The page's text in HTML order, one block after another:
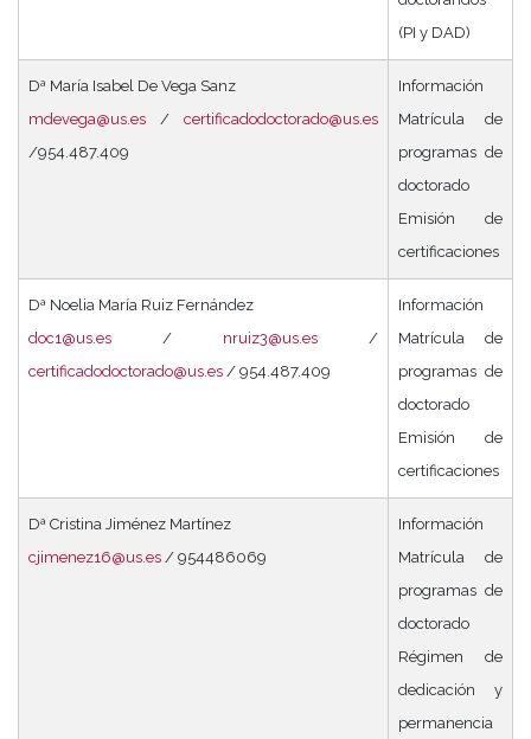
(PI y DAD)
Dª María Isabel De Vega Sanz
mdevega@us.es / certificadodoctorado@us.es
/954.487.409
Información
Matrícula de
programas de
doctorado
Emisión de
certificaciones
Dª Noelia María Ruiz Fernández
doc1@us.es / nruiz3@us.es /
certificadodoctorado@us.es / 954.487.409
Información
Matrícula de
programas de
doctorado
Emisión de
certificaciones
Dª Cristina Jiménez Martínez
cjimenez16@us.es / 954486069
Información
Matrícula de
programas de
doctorado
Régimen de
dedicación y
permanencia